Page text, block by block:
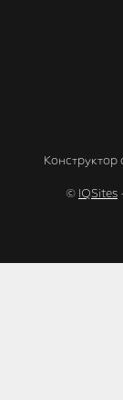
© IQSites